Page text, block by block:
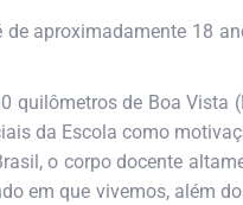
aproximadamente 18
quilômetros de Boa
da Escola como
o corpo docente
em que vivemos, além